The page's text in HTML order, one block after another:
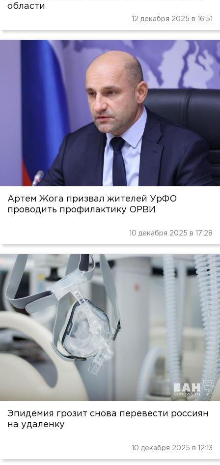
области
12 декабря 2025 в 16:51
Артем Жога призвал жителей УрФО
проводить профилактику ОРВИ
10 декабря 2025 в 17:28
Эпидемия грозит снова перевести россиян
на удаленку
10 декабря 2025 в 12:13